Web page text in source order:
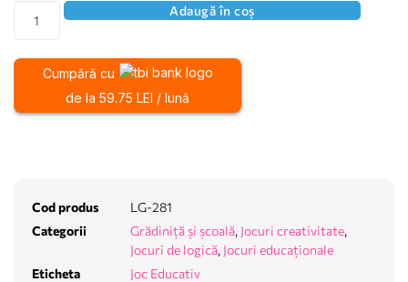
Adaugă în coș
Cumpără cu
de la 59.75 LEI / lună
Cod produs
LG-281
Categorii
Grădiniță și școală, Jocuri creativitate,
Jocuri de logică, Jocuri educaționale
Eticheta
Joc Educativ